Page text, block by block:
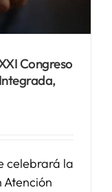
Congreso
celebrará la
Atención